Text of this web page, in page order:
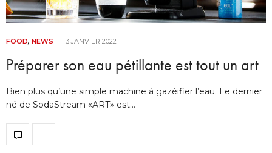
FOOD, NEWS 3 JANVIER 2022
Préparer son eau pétillante est tout un art
Bien plus qu’une simple machine à gazéifier l’eau. Le dernier
né de SodaStream «ART» est…